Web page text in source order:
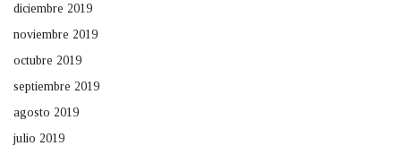
diciembre 2019
noviembre 2019
octubre 2019
septiembre 2019
agosto 2019
julio 2019